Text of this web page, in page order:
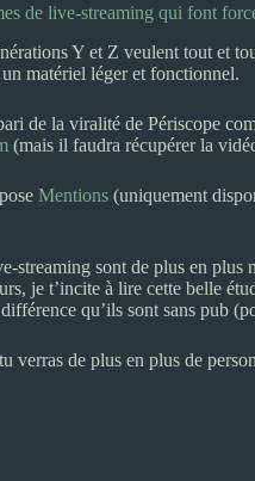
de live-streaming qui font
Y et Z veulent tout et
un matériel léger et fonctionnel.
de la viralité de Périscope
(mais il faudra récupérer la
Mentions (uniquement
streaming sont de plus en
je t’incite à lire cette belle
qu’ils sont sans pub
verras de plus en plus de